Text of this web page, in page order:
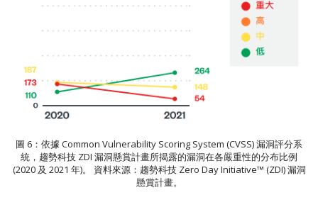
圖 6：依據 Common Vulnerability Scoring System (CVSS) 漏洞評分系
統，趨勢科技 ZDI 漏洞懸賞計畫所揭露的漏洞在各嚴重性的分布比例
(2020 及 2021 年)。 資料來源：趨勢科技 Zero Day Initiative™ (ZDI) 漏洞
懸賞計畫。